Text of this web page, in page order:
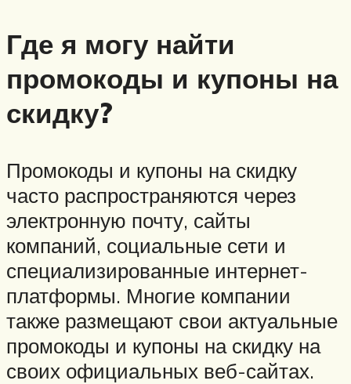
Где я могу найти
промокоды и купоны на
скидку?
Промокоды и купоны на скидку
часто распространяются через
электронную почту, сайты
компаний, социальные сети и
специализированные интернет-
платформы. Многие компании
также размещают свои актуальные
промокоды и купоны на скидку на
своих официальных веб-сайтах.